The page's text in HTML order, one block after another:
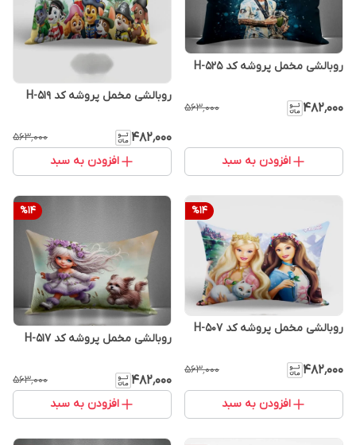
روبالشی مخمل پروشه کد H-525
۴۸۲٬۰۰۰ ۵۶۳٬۰۰۰
افزودن به سبد
روبالشی مخمل پروشه کد H-519
۴۸۲٬۰۰۰ ۵۶۳٬۰۰۰
افزودن به سبد
%14
روبالشی مخمل پروشه کد H-507
۴۸۲٬۰۰۰ ۵۶۳٬۰۰۰
افزودن به سبد
%14
روبالشی مخمل پروشه کد H-517
۴۸۲٬۰۰۰ ۵۶۳٬۰۰۰
افزودن به سبد